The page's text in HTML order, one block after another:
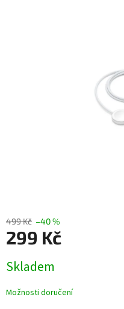
499 Kč –40 %
299 Kč
cena:
Skladem
Možnosti doručení